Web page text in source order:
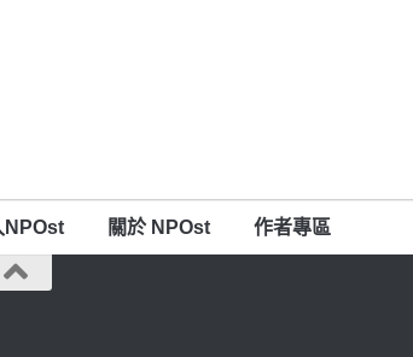
NPOst 關於 NPOst 作者專區